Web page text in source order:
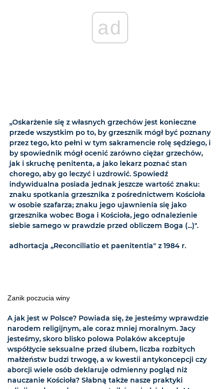
ad
„Oskarżenie się z własnych grzechów jest konieczne
przede wszystkim po to, by grzesznik mógł być poznany
przez tego, kto pełni w tym sakramencie rolę sędziego, i
by spowiednik mógł ocenić zarówno ciężar grzechów,
jak i skruchę penitenta, a jako lekarz poznać stan
chorego, aby go leczyć i uzdrowić. Spowiedź
indywidualna posiada jednak jeszcze wartość znaku:
znaku spotkania grzesznika z pośrednictwem Kościoła
w osobie szafarza; znaku jego ujawnienia się jako
grzesznika wobec Boga i Kościoła, jego odnalezienie
siebie samego w prawdzie przed obliczem Boga (...)".
adhortacja „Reconciliatio et paenitentia" z 1984 r.
Zanik poczucia winy
A jak jest w Polsce? Powiada się, że jesteśmy wprawdzie
narodem religijnym, ale coraz mniej moralnym. Jacy
jesteśmy, skoro blisko polowa Polaków akceptuje
współżycie seksualne przed ślubem, liczba rozbitych
małżeństw budzi trwogę, a w kwestii antykoncepcji czy
aborcji wiele osób deklaruje odmienny pogląd niż
nauczanie Kościoła? Słabną także nasze praktyki